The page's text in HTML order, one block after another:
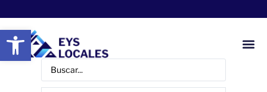
Abrir barra de herramientas